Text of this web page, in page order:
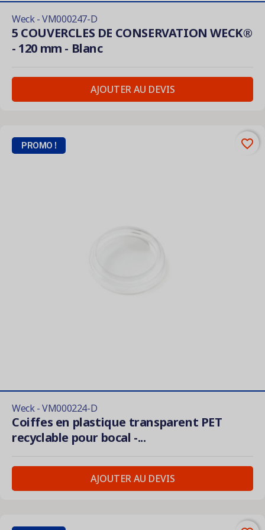
Weck - VM000247-D
5 COUVERCLES DE CONSERVATION WECK®
- 120 mm - Blanc
AJOUTER AU DEVIS
Weck - VM000224-D
Coiffes en plastique transparent PET
recyclable pour bocal -...
AJOUTER AU DEVIS
PROMO ! favorite_border